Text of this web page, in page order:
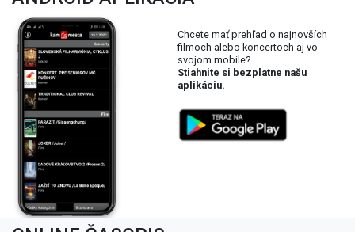
Chcete mať prehľad o najnovších
filmoch alebo koncertoch aj vo
svojom mobile?
Stiahnite si bezplatne našu
aplikáciu.